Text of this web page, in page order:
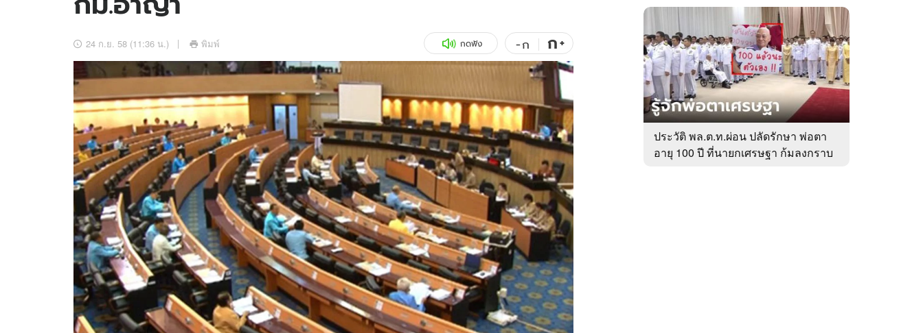
ข่าวเศรษฐกิจ
อัปเดตจีน
เช็กข่าวชัวร์
สุขภาพ
เที่ยว-กิน
Tasteful Thailand
Sanook Choice
ดูทีวี
WeTV
Exclusive WeTV
นิยาย
ดาวน์โหลดสนุกแอปฟรี ติดตามสนุกโซเชียลได้ที่
สงวนลิขสิทธิ์ ©2569บริษัท อิมเมจ ฟิวเจอร์ (ประเทศไทย) จำกัด
24 ก.ย. 58 (11:36 น.) พิมพ์ กดฟัง -ก ก+
ใน
สัปดาห์
ของ
หมวด
การเมือง
ประวัติ พล.ต.ท.ผ่อน ปลัดรักษา พ่อตา
อายุ 100 ปี ที่นายกเศรษฐา ก้มลงกราบ